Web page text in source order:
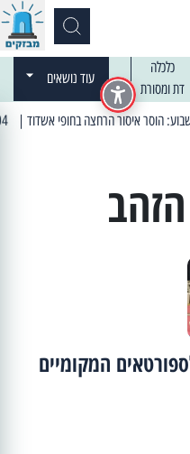
כלכלה
דת ומסורת
עוד נושאים
| 13:04 14/01/2025 עובדים בלילות: עבודות קרצוף וריבוד אספלט
המקומיים